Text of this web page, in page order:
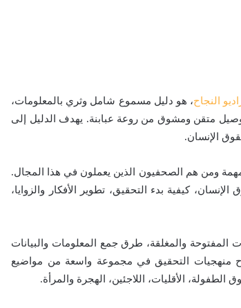
النجاح، هو دليل مسموع شامل وثري بالمعلومات،
متقن ومشوق من روعة عبابنة. يهدف الدليل إلى
الإنسان.
ومن هم الصحفيون الذين يعملون في هذا المجال.
كيفية بدء التحقيق، تطوير الأفكار والزوايا،
والمغلقة، طرق جمع المعلومات والبيانات
منهجيات التحقيق في مجموعة واسعة من مواضيع
الأقليات، اللاجئين، الهجرة والمرأة.